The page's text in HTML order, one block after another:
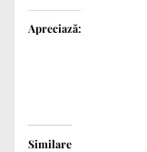
Apreciază:
Similare